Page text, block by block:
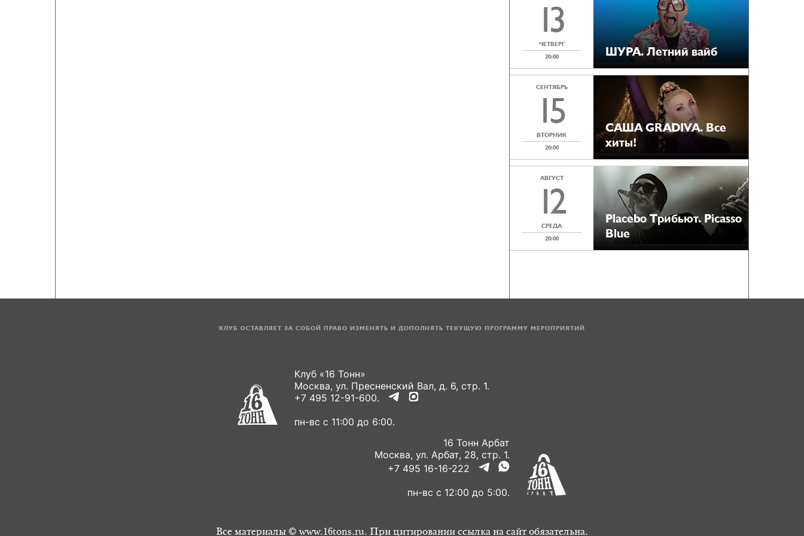
13
ЧЕТВЕРГ
20:00
ШУРА. Летний вайб
СЕНТЯБРЬ
15
ВТОРНИК
20:00
САША GRADIVA. Все
хиты!
АВГУСТ
12
СРЕДА
20:00
Placebo Tрибьют. Picasso
Blue
КЛУБ ОСТАВЛЯЕТ ЗА СОБОЙ ПРАВО ИЗМЕНЯТЬ И ДОПОЛНЯТЬ ТЕКУЩУЮ ПРОГРАММУ МЕРОПРИЯТИЙ
Клуб «16 Тонн»
Москва, ул. Пресненский Вал, д. 6, стр. 1.
+7 495 12-91-600.
пн-вс с 11:00 до 6:00.
16 Тонн Арбат
Москва, ул. Арбат, 28, стр. 1.
+7 495 16-16-222
пн-вс с 12:00 до 5:00.
Все материалы © www.16tons.ru. При цитировании ссылка на сайт обязательна.